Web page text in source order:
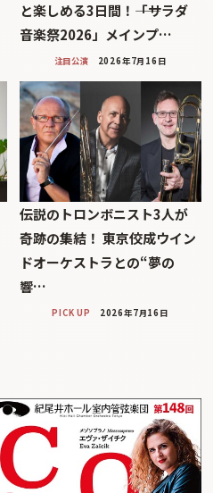
と楽しめる3日間！――「サラダ
音楽祭2026」メインプ…
注目公演 2026年7月16日
伝説のトロンボニスト3人が
奇跡の集結！ 東京佼成ウイン
ドオーケストラとの“夢の
響…
PICK UP 2026年7月16日